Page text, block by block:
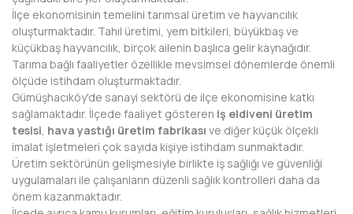
ÇANAKKALE
ÇANKIRI
ÇORUM
DENİZLİ
DİYARBAKIR
DÜZCE
EDİRNE
İlçe ekonomisinin temelini tarımsal üretim ve hayvancılık
oluşturmaktadır. Tahıl üretimi, yem bitkileri, büyükbaş ve
küçükbaş hayvancılık, birçok ailenin başlıca gelir kaynağıdır.
Tarıma bağlı faaliyetler özellikle mevsimsel dönemlerde önemli
ölçüde istihdam oluşturmaktadır.
Gümüşhacıköy'de sanayi sektörü de ilçe ekonomisine katkı
sağlamaktadır. İlçede faaliyet gösteren iş eldiveni üretim
tesisi hava yastığı üretim fabrikası ve diğer küçük ölçekli
imalat işletmeleri çok sayıda kişiye istihdam sunmaktadır.
Üretim sektörünün gelişmesiyle birlikte iş sağlığı ve güvenliği
uygulamaları ile çalışanların düzenli sağlık kontrolleri daha da
önem kazanmaktadır.